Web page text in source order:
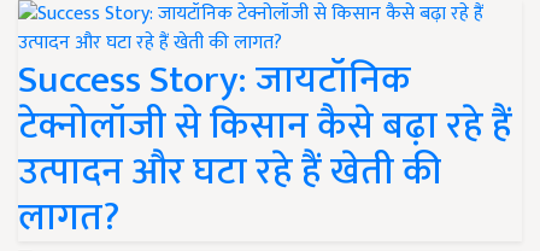
Success Story: जायटॉनिक
टेक्नोलॉजी से किसान कैसे बढ़ा रहे हैं
उत्पादन और घटा रहे हैं खेती की
लागत?